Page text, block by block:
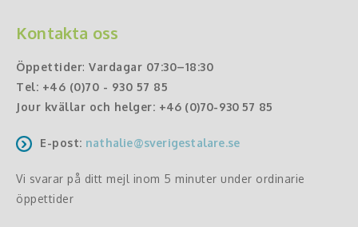
Kontakta oss
Öppettider: Vardagar 07:30–18:30
Tel: +46 (0)70 - 930 57 85
Jour kvällar och helger: +46 (0)70-930 57 85
E-post: nathalie@sverigestalare.se
Vi svarar på ditt mejl inom 5 minuter under ordinarie
öppettider